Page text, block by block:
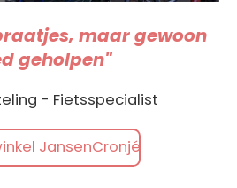
maar gewoon
geholpen"
- Fietsspecialist
JansenCronjé